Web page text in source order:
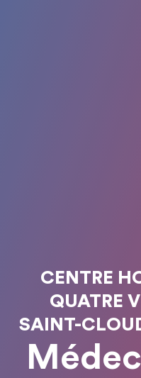
CENTRE
QUATRE
SAINT-